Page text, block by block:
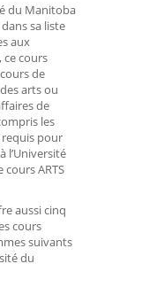
du Manitoba
sa liste
aux
ce cours
de
arts ou
de
les
requis pour
l’Université
cours ARTS
aussi cinq
cours
suivants
du